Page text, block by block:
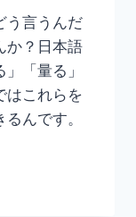
う言うんだ
か？日本語
「量る」
はこれらを
んです。